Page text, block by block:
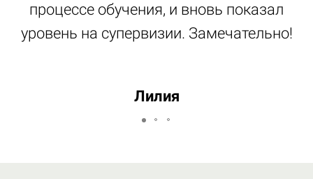
процессе обучения, и вновь показал
уровень на супервизии. Замечательно!
Лилия